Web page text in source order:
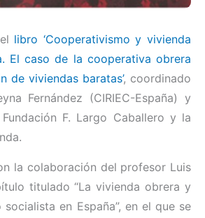
libro ‘Cooperativismo y vivienda
El caso de la cooperativa obrera
de viviendas baratas’, coordinado
Fernández (CIRIEC-España) y
F. Largo Caballero y la
la colaboración del profesor Luis
titulado “La vivienda obrera y
en España”, en el que se